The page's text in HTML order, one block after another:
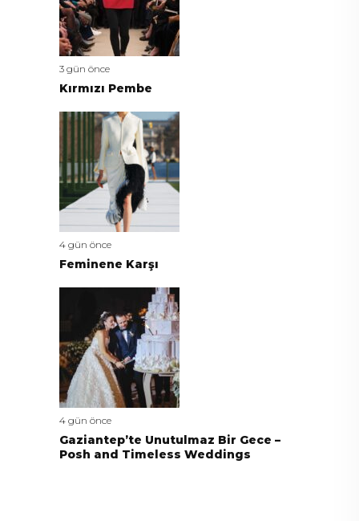
3 gün önce
Kırmızı Pembe
4 gün önce
Feminene Karşı
4 gün önce
Gaziantep’te Unutulmaz Bir Gece –
Posh and Timeless Weddings